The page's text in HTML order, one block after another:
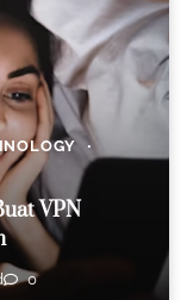
VPN
0